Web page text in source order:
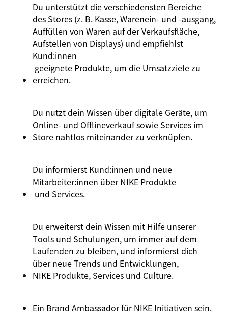
Du unterstützt die verschiedensten Bereiche
des Stores (z. B. Kasse, Warenein- und -ausgang,
Auffüllen von Waren auf der Verkaufsfläche,
Aufstellen von Displays) und empfiehlst
Kund:innen
geeignete Produkte, um die Umsatzziele zu
erreichen.
Du nutzt dein Wissen über digitale Geräte, um
Online- und Offlineverkauf sowie Services im
Store nahtlos miteinander zu verknüpfen.
Du informierst Kund:innen und neue
Mitarbeiter:innen überNIKE Produkte
und Services.
Du erweiterst dein Wissen mit Hilfe unserer
Tools und Schulungen, um immer auf dem
Laufenden zu bleiben, und informierst dich
über neue Trends und Entwicklungen,
NIKE Produkte, Services und Culture.
Ein Brand Ambassador fürNIKE Initiativen sein.